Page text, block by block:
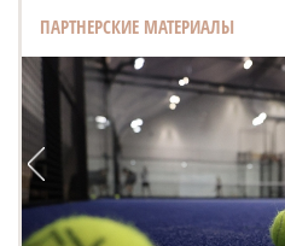
ПАРТНЕРСКИЕ МАТЕРИАЛЫ